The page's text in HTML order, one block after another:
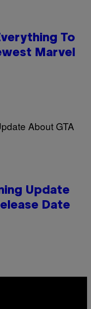
To
Marvel
Update
Date